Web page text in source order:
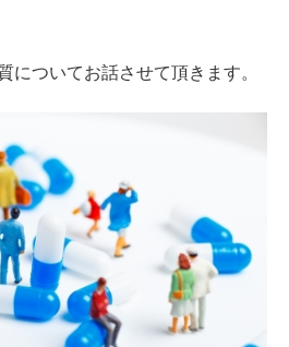
についてお話させて頂きます。